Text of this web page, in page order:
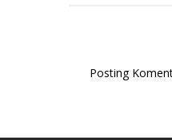
Posting